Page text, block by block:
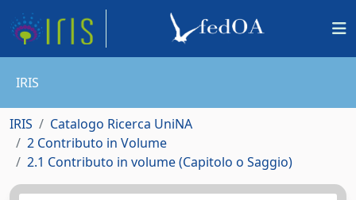
IRIS
IRIS
Catalogo Ricerca UniNA
2 Contributo in Volume
2.1 Contributo in volume (Capitolo o Saggio)